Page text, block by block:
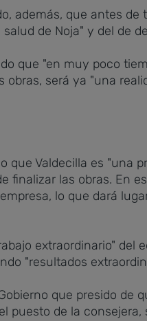
además, que antes
de Noja" y del de
que "en muy poco
obras, será ya "una
que Valdecilla es "una
finalizar las obras. En
lo que dará
extraordinario" del
"resultados
que presido de
puesto de la